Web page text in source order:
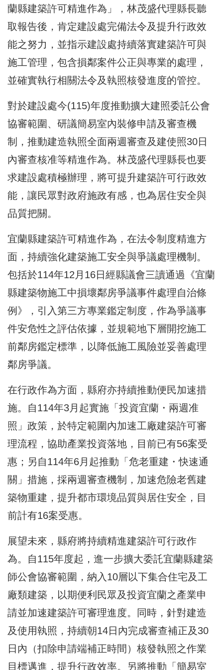
蘭縣建築許可精進作為」，林茂盛代理縣長聽
取報告後，肯定建設處完備法令及提升行政效
能之努力，並指示建設處持續落實建築許可與
施工管理，包含損鄰案件公正與專業的處理，
並確實執行相關法令及執照核發進度的管控。
對於建設處今(115)年度推動擴大建照委託公會
協審範圍、研議簡易室內裝修申請及審查機
制，推動建造執照全面兩週審查及建使照30日
內審查核准等精進作為。林茂盛代理縣長也要
求建設處積極辦理，將可提升建築許可行政效
能，讓民眾對政府施政有感，也為居住安全與
品質把關。
宜蘭縣建築許可精進作為，在法令制度精進方
面，持續強化建築施工安全與爭議處理機制。
包括於114年12月16日經縣議會三讀通過《宜蘭
縣建築物施工中損壞鄰房爭議事件處理自治條
例》，引入第三方專業鑑定制度，作為爭議事
件安危性之評估依據，並規範地下層開挖施工
前鄰房鑑定標準，以降低施工風險並妥善處理
鄰房爭議。
在行政作為方面，縣府亦持續推動便民加速措
施。自114年3月起實施「投資宜蘭・兩週准
照」政策，於特定範圍內加速工廠建築許可審
理流程，協助產業投資落地，目前已有56案受
惠；另自114年6月起推動「危老重建・快速通
關」措施，採兩週審查機制，加速危險老舊建
築物重建，提升都市環境品質與居住安全，目
前計有16案受惠。
展望未來，縣府將持續精進建築許可行政作
為。自115年度起，進一步擴大委託宜蘭縣建築
師公會協審範圍，納入10層以下集合住宅及工
廠類建築，以期便利民眾及投資宜蘭之產業申
請並加速建築許可審理進度。同時，針對建造
及使用執照，持續朝14日內完成審查補正及30
日內（扣除申請端補正時間）核發執照之作業
目標邁進，提升行政效率。另將推動「簡易室